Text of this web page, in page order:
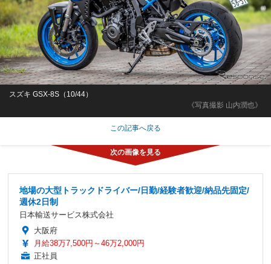
《写真撮影 山内潤也》
スズキ GSX-8S（10/44）
この記事へ戻る
地場の大型トラックドライバー/日勤/経験者歓迎/納品先固定/
週休2日制
日本輸送サービス株式会社
大阪府
月給38万7,500円～46万2,000円
正社員